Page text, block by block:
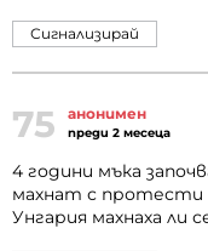
Сигнализирай
75 анонимен
преди 2 месеца
4 години мъка
махнат с протести
Унгария махнаха ли